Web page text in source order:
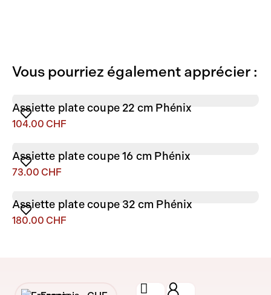
Vous pourriez également apprécier :
Assiette plate coupe 22 cm Phénix
104.00 CHF
Assiette plate coupe 16 cm Phénix
73.00 CHF
Assiette plate coupe 32 cm Phénix
180.00 CHF